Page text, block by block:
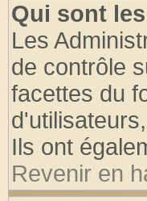
Qui sont
Les
de contrôle
facettes du
Ils ont
Revenir en